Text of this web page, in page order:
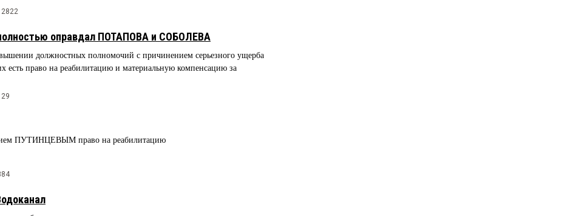
2822
оправдал ПОТАПОВА и СОБОЛЕВА
должностных полномочий с причинением серьезного ущерба
есть право на реабилитацию и материальную компенсацию за
ПУТИНЦЕВЫМ право на реабилитацию